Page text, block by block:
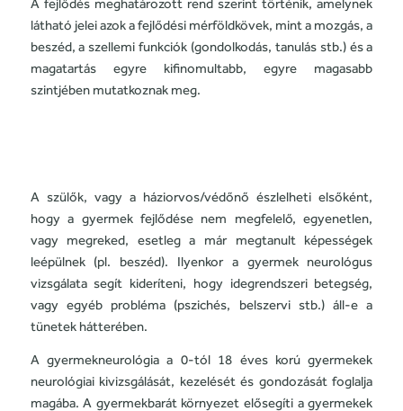
látható jelei azok a fejlődési mérföldkövek, mint a mozgás, a
beszéd, a szellemi funkciók (gondolkodás, tanulás stb.) és a
magatartás egyre kifinomultabb, egyre magasabb
szintjében mutatkoznak meg.
A szülők, vagy a háziorvos/védőnő észlelheti elsőként,
hogy a gyermek fejlődése nem megfelelő, egyenetlen,
vagy megreked, esetleg a már megtanult képességek
leépülnek (pl. beszéd). Ilyenkor a gyermek neurológus
vizsgálata segít kideríteni, hogy idegrendszeri betegség,
vagy egyéb probléma (pszichés, belszervi stb.) áll-e a
tünetek hátterében.
A gyermekneurológia a 0-tól 18 éves korú gyermekek
neurológiai kivizsgálását, kezelését és gondozását foglalja
magába. A gyermekbarát környezet elősegíti a gyermekek